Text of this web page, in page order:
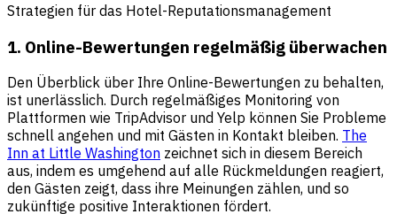
Strategien für das Hotel-Reputationsmanagement
1. Online-Bewertungen regelmäßig überwachen
Den Überblick über Ihre Online-Bewertungen zu behalten,
ist unerlässlich. Durch regelmäßiges Monitoring von
Plattformen wie TripAdvisor und Yelp können Sie Probleme
schnell angehen und mit Gästen in Kontakt bleiben. The
Inn at Little Washington zeichnet sich in diesem Bereich
aus, indem es umgehend auf alle Rückmeldungen reagiert,
den Gästen zeigt, dass ihre Meinungen zählen, und so
zukünftige positive Interaktionen fördert.